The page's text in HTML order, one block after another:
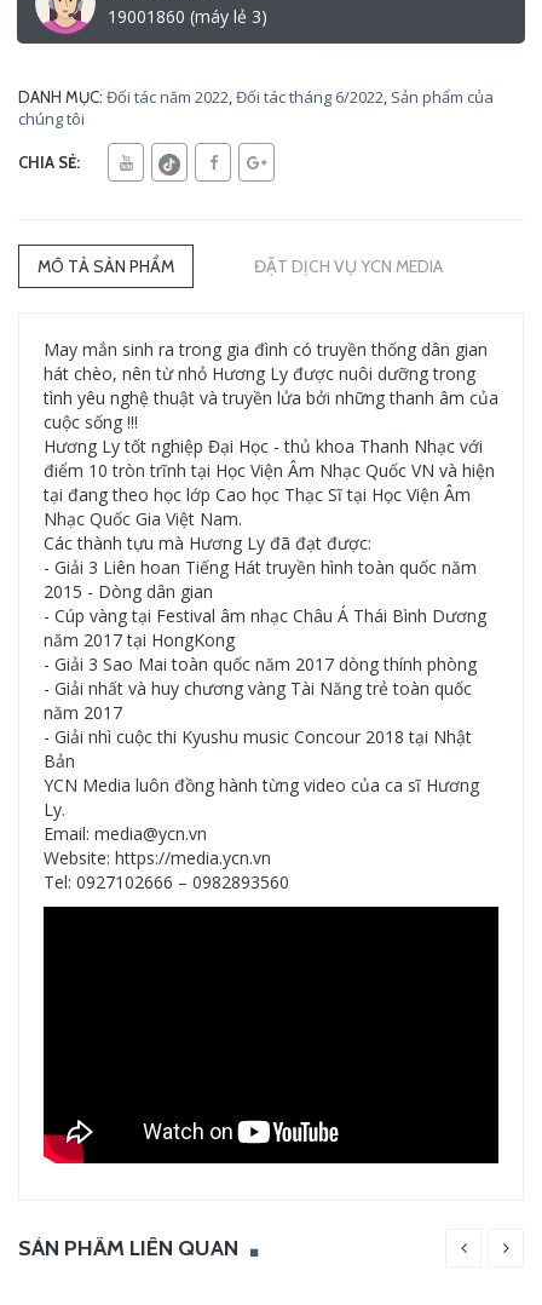
19001860 (máy lẻ 3)
DANH MỤC: Đối tác năm 2022,Đối tác tháng 6/2022, Sản phẩm của
chúng tôi
CHIA SẺ:
MÔ TẢ SẢN PHẨM ĐẶT DỊCH VỤ YCN MEDIA
May mắn sinh ra trong gia đình có truyền thống dân gian
hát chèo, nên từ nhỏ Hương Ly được nuôi dưỡng trong
tình yêu nghệ thuật và truyền lửa bởi những thanh âm của
cuộc sống !!!
Hương Ly tốt nghiệp Đại Học - thủ khoa Thanh Nhạc với
điểm 10 tròn trĩnh tại Học Viện Âm Nhạc Quốc VN và hiện
tại đang theo học lớp Cao học Thạc Sĩ tại Học Viện Âm
Nhạc Quốc Gia Việt Nam.
Các thành tựu mà Hương Ly đã đạt được:
- Giải 3 Liên hoan Tiếng Hát truyền hình toàn quốc năm
2015 - Dòng dân gian
- Cúp vàng tại Festival âm nhạc Châu Á Thái Bình Dương
năm 2017 tại HongKong
- Giải 3 Sao Mai toàn quốc năm 2017 dòng thính phòng
- Giải nhất và huy chương vàng Tài Năng trẻ toàn quốc
năm 2017
- Giải nhì cuộc thi Kyushu music Concour 2018 tại Nhật
Bản
YCN Media luôn đồng hành từng video của ca sĩ Hương
Ly.
Email: media@ycn.vn
Website: https://media.ycn.vn
Tel: 0927102666 – 0982893560
SẢN PHẨM LIÊN QUAN